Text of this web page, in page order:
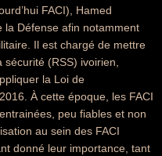
FACI), Hamed
la Défense afin notamment
Il est chargé de mettre
(RSS) ivoirien,
la Loi de
À cette époque, les FACI
peu fiables et non
au sein des FACI
donné leur importance, tant